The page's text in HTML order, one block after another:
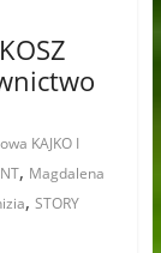
KAJKO I
, Magdalena
, STORY